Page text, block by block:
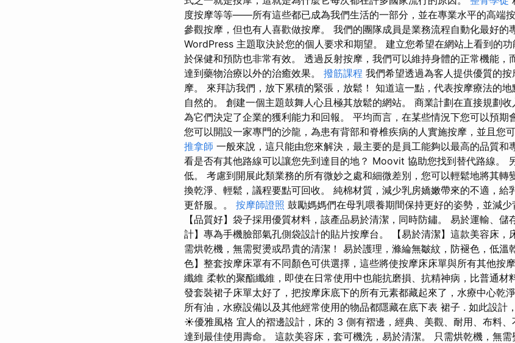
度按摩等等——所有這些都已成為我們生活的一部分，並在專業水平的高端
參觀按摩，但也有人喜歡做按摩。 我們的團隊成員是業務流程自動化最好的
WordPress 主題取決於您的個人要求和期望。 建立您希望在網站上看到的
於保健和預防也非常有效。 透過反射按摩，我們可以維持身體的正常機能，
達到藥物治療以外的治癒效果。 撥筋課程 我們希望透過為客人提供優質的
摩。 來拜訪我們，放下累積的緊張，放鬆！ 知道這一點，代表按摩療法的
自然的。 創建一個主題鼓舞人心且極其放鬆的網站。 商業計劃在直接規劃
為它們決定了企業的獲利能力和回報。 平均而言，在某些情況下您可以預期
您可以開設一家專門的沙龍，為患有背部和脊椎疾病的人實施按摩，並且您
推拿師 一般來說，這只能由您來解決，最主要的是員工能夠以最高的品質和
看是否有其他路線可以讓您先到達目的地？ Moovit 協助您找到替代路線。
低。 考慮到開展此類業務的所有微妙之處和細微差別，您可以輕鬆地將其轉
換乾淨、輕鬆，議程要點可回收。 純棉材質，減少乳房嬌嫩帶來的不適，給
更舒服。。 按摩師證照 鼓勵媽媽們在母乳喂養期間保持更好的姿勢，並減少
【品質好】袋子採用優質材料，該產品易於清潔，同時防鏽。 易於運輸、儲
計】專為手機臉部氣孔側袋設計的貼片按摩台。 【易於清潔】這款美容床，
需烘乾機，無需熨燙或昂貴的清潔！ 易於護理，滌綸無皺紋，防褪色，低溫
色】整套按摩床罩有不同顏色可供選擇，這些將使按摩床床單與所有其他按
纖維 柔軟的聚酯纖維，即使在日常使用中也能抗磨損、抗精神病，比普通
發套裝裙子床單太好了，把按摩床底下的所有元素都藏起來了，水療中心乾
所有油，水療設備以及其他經常使用的物品都隱藏在底下表 裙子 . 如此設計
☀優雅風格 宜人的褶邊設計，床的 3 側有褶邊，經典、美觀、耐用、布料
達到最佳使用壽命。 這款美容床，套可機洗，易於清潔。 只需烘乾機，無